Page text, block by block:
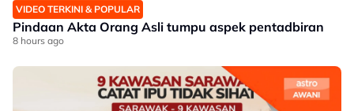
VIDEO TERKINI & POPULAR
Pindaan Akta Orang Asli tumpu aspek pentadbiran
8 hours ago